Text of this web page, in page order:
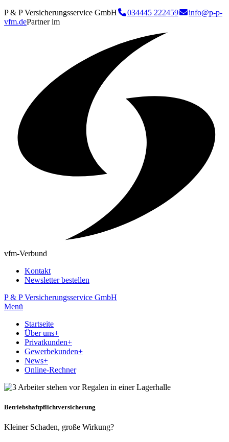
P & P Versicherungsservice GmbH 034445 222459
info@p-p-
vfm.dePartner im
vfm-Verbund
Kontakt
Newsletter bestellen
P & P Versicherungsservice GmbH
Menü
Startseite
Über uns+
Privatkunden+
Gewerbekunden+
News+
Online-Rechner
Betriebshaftpflichtversicherung
Kleiner Schaden, große Wirkung?